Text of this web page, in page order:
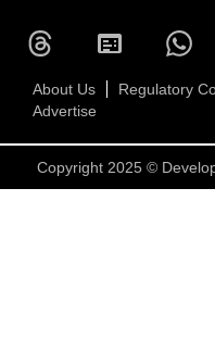
About Us Regulatory
Advertise
Copyright 2025 ©